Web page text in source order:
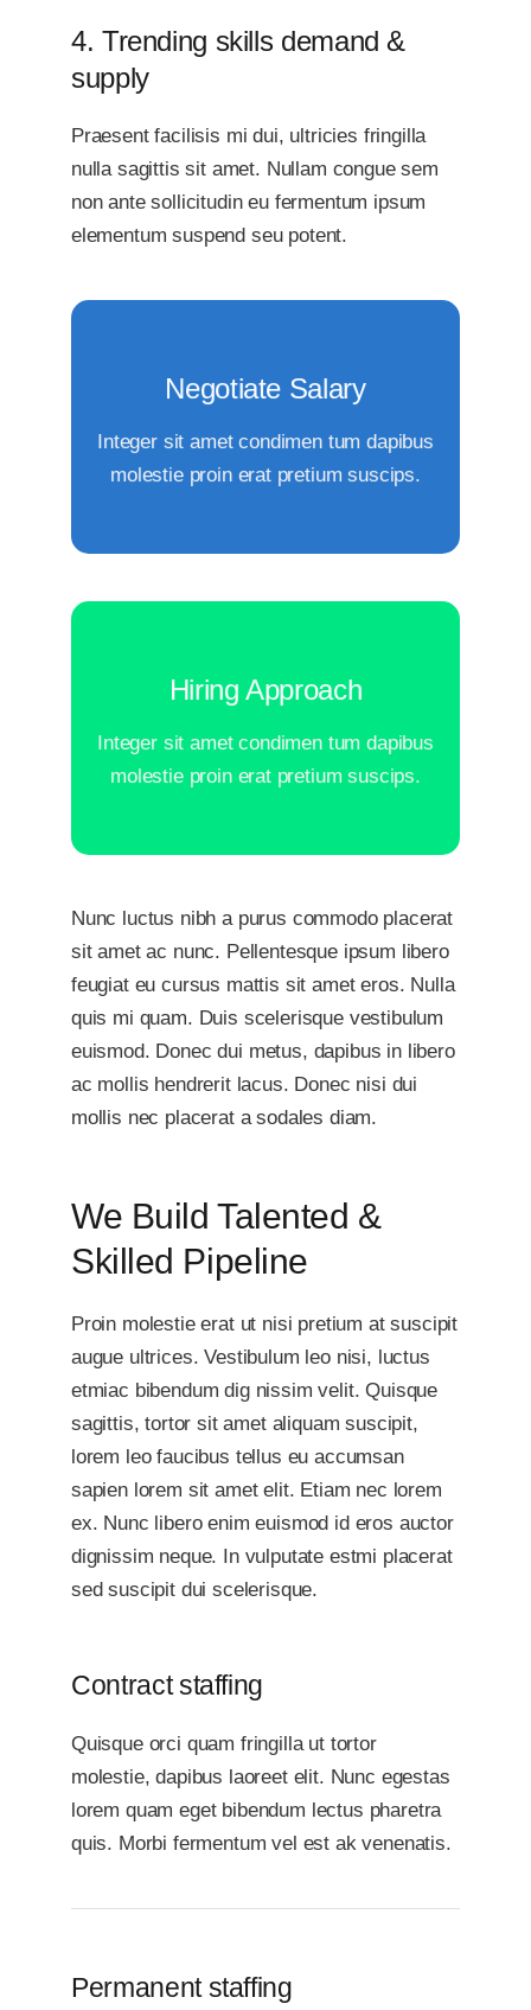
4. Trending skills demand &
supply
Praesent facilisis mi dui, ultricies fringilla
nulla sagittis sit amet. Nullam congue sem
non ante sollicitudin eu fermentum ipsum
elementum suspend seu potent.
Negotiate Salary
Integer sit amet condimen tum dapibus
molestie proin erat pretium suscips.
Your Content Goes Here
negotiate salary
Hiring Approach
Integer sit amet condimen tum dapibus
molestie proin erat pretium suscips.
Your Content Goes Here
hiring approach
Nunc luctus nibh a purus commodo placerat
sit amet ac nunc. Pellentesque ipsum libero
feugiat eu cursus mattis sit amet eros. Nulla
quis mi quam. Duis scelerisque vestibulum
euismod. Donec dui metus, dapibus in libero
ac mollis hendrerit lacus. Donec nisi dui
mollis nec placerat a sodales diam.
We Build Talented &
Skilled Pipeline
Proin molestie erat ut nisi pretium at suscipit
augue ultrices. Vestibulum leo nisi, luctus
etmiac bibendum dig nissim velit. Quisque
sagittis, tortor sit amet aliquam suscipit,
lorem leo faucibus tellus eu accumsan
sapien lorem sit amet elit. Etiam nec lorem
ex. Nunc libero enim euismod id eros auctor
dignissim neque. In vulputate estmi placerat
sed suscipit dui scelerisque.
Contract staffing
Quisque orci quam fringilla ut tortor
molestie, dapibus laoreet elit. Nunc egestas
lorem quam eget bibendum lectus pharetra
quis. Morbi fermentum vel est ak venenatis.
Permanent staffing